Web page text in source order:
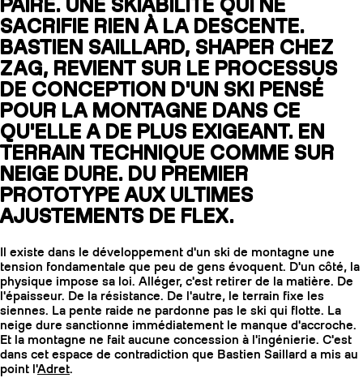
BÂTONS
PAIRE. UNE SKIABILITÉ QUI NE
SACRIFIE RIEN À LA DESCENTE.
BASTIEN SAILLARD, SHAPER CHEZ
ZAG, REVIENT SUR LE PROCESSUS
DE CONCEPTION D'UN SKI PENSÉ
POUR LA MONTAGNE DANS CE
QU'ELLE A DE PLUS EXIGEANT. EN
TERRAIN TECHNIQUE COMME SUR
NEIGE DURE. DU PREMIER
PROTOTYPE AUX ULTIMES
AJUSTEMENTS DE FLEX.
Il existe dans le développement d'un ski de montagne une
tension fondamentale que peu de gens évoquent. D'un côté, la
physique impose sa loi. Alléger, c'est retirer de la matière. De
l'épaisseur. De la résistance. De l'autre, le terrain fixe les
siennes. La pente raide ne pardonne pas le ski qui flotte. La
neige dure sanctionne immédiatement le manque d'accroche.
Et la montagne ne fait aucune concession à l'ingénierie. C'est
dans cet espace de contradiction que Bastien Saillard a mis au
point l'Adret.